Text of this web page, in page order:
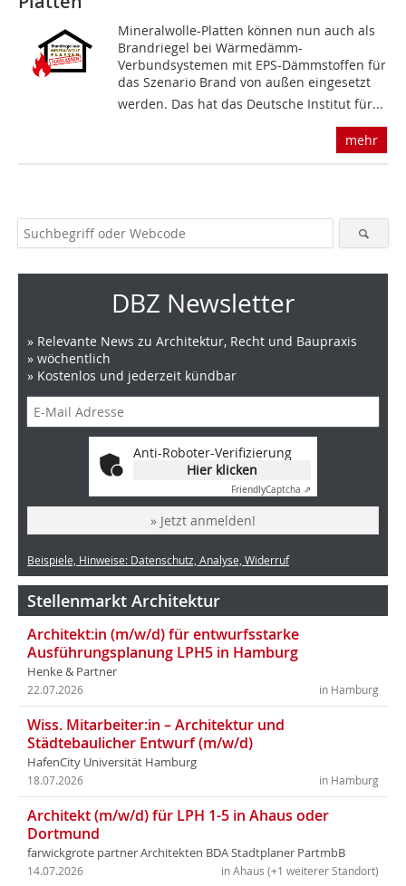
Mineralwolle-Platten können nun auch als
Brandriegel bei Wärmedämm-
Verbundsystemen mit EPS-Dämmstoffen für
das Szenario Brand von außen eingesetzt
werden. Das hat das Deutsche Institut für...
mehr
DBZ Newsletter
» Relevante News zu Architektur, Recht und Baupraxis
» wöchentlich
» Kostenlos und jederzeit kündbar
Anti-Roboter-Verifizierung
Hier klicken
FriendlyCaptcha ⇗
» Jetzt anmelden!
Beispiele, Hinweise: Datenschutz, Analyse, Widerruf
Stellenmarkt Architektur
Architekt:in (m/w/d) für entwurfsstarke
Ausführungsplanung LPH5 in Hamburg
Henke & Partner
in Hamburg
22.07.2026
Wiss. Mitarbeiter:in – Architektur und
Städtebaulicher Entwurf (m/w/d)
HafenCity Universität Hamburg
in Hamburg
18.07.2026
Architekt (m/w/d) für LPH 1-5 in Ahaus oder
Dortmund
farwickgrote partner Architekten BDA Stadtplaner PartmbB
in Ahaus (+1 weiterer Standort)
14.07.2026